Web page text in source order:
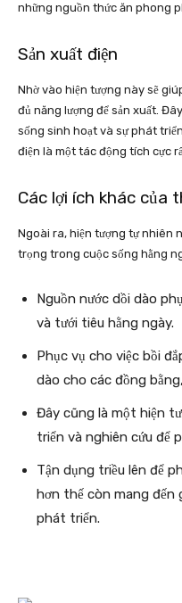
những nguồn thức ăn phong
Sản xuất điện
Nhờ vào hiện tượng này sẽ
đủ năng lượng để sản xuất.
sống sinh hoạt và sự phát
điện là một tác động tích cực
Các lợi ích khác của
Ngoài ra, hiện tượng tự nhiên
trọng trong cuộc sống hằng
Nguồn nước dồi dào
và tưới tiêu hằng ngày.
Phục vụ cho việc bồi
dào cho các đồng
Đây cũng là một hiện
triển và nghiên cứu để
Tận dụng triều lên để
hơn thế còn mang đến
phát triển.